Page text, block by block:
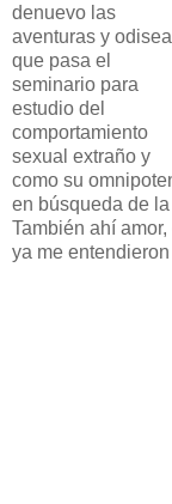
denuevo las
aventuras y
que pasa el
seminario para
estudio del
comportamiento
sexual extraño y
como su
en búsqueda de
También ahí
ya me